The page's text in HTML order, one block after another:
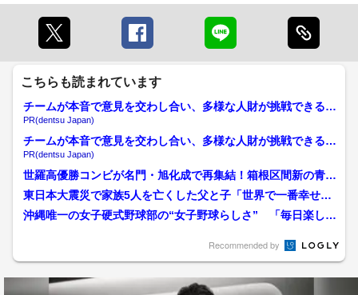
こちらも読まれています
チームが本音で意見を交わし合い、多様な人財が挑戦できる組
織へ
PR(dentsu Japan)
チームが本音で意見を交わし合い、多様な人財が挑戦できる組
織へ
PR(dentsu Japan)
世羅高優勝コンビが名門・旭化成で再集結！箱根区間新の青
学・塩出選手と明大・森下選...
東日本大震災で家族5人を亡くした父と子「世界で一番幸せな
親子だと思った」二人三脚...
沖縄唯一の女子硬式野球部の“女子野球らしさ” 「毎日楽しく
Recommended by